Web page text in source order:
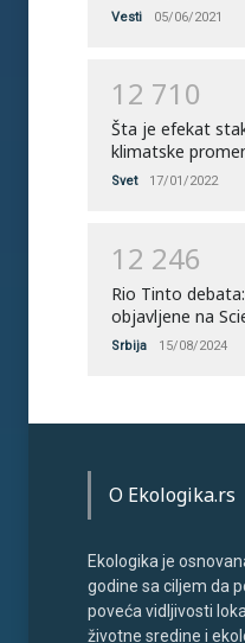
Vesti 05/06/2021
1 2 71 0
Šta je efekat
klimatske
Svet 17/01/2022
1 2 246
Rio Tinto
objavljene na
Srbija 15/08/2024
O Ekologika.rs
Ekologika je
godine sa ciljem da
poveća vidljivosti
životne sredine i